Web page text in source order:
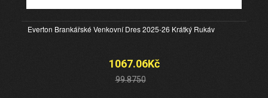
Everton Brankářské Venkovní Dres 2025-26 Krátký Rukáv
1067.06Kč
99.8750